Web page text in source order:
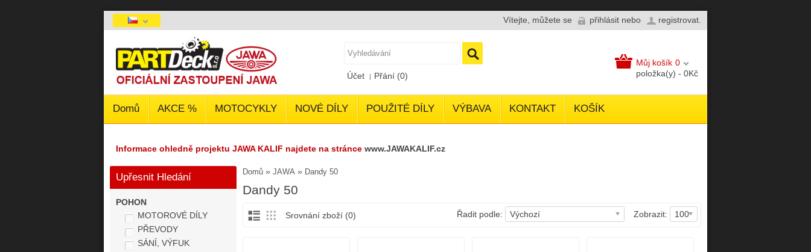
Vítejte, můžete se přihlásit nebo registrovat
Účet Přání (0)
Můj košík 0
položka(y) - 0Kč
Domů AKCE % MOTOCYKLY NOVÉ DÍLY POUŽITÉ DÍLY VÝBAVA KONTAKT KOŠÍK
Informace ohledně projektu JAWA KALIF najdete na stránce www.JAWAKALIF.cz
Upřesnit Hledání
POHON
MOTOROVÉ DÍLY
PŘEVODY
SÁNÍ, VÝFUK
Domů » JAWA » Dandy 50
Dandy 50
Zobrazit: 100
Řadit podle: Výchozí
Srovnání zboží (0)